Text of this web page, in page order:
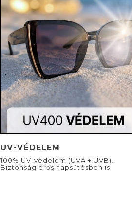
UV-VÉDELEM
100% UV-védelem (UVA + UVB).
Biztonság erős napsütésben is.